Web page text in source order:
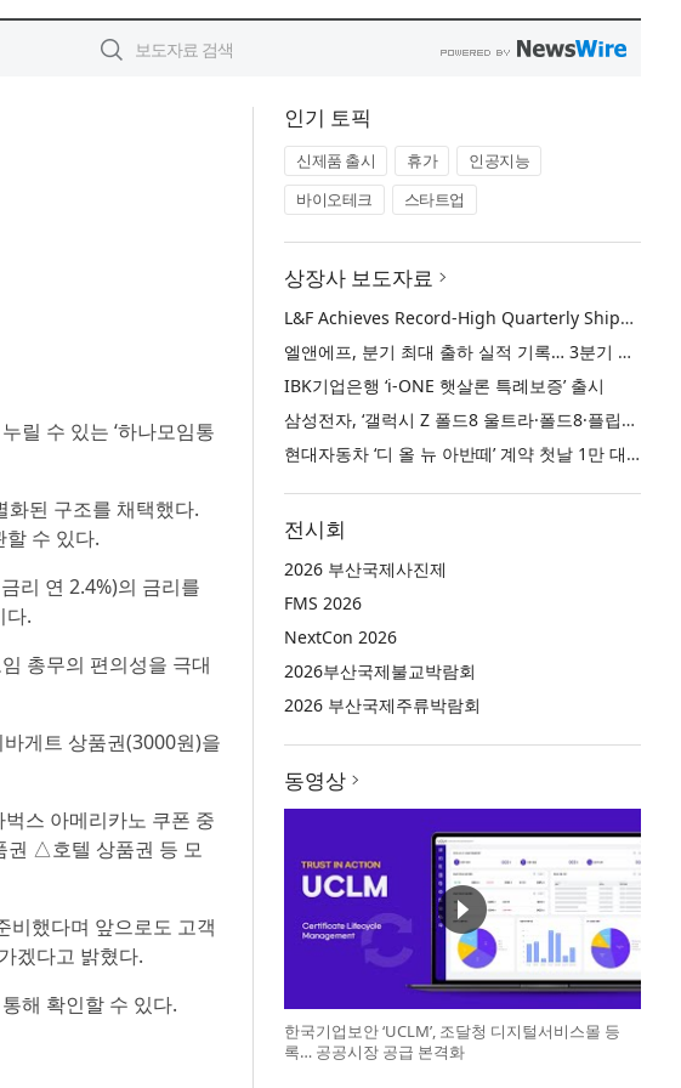
릴 수 있는 ‘하나모임통
화된 구조를 채택했다.
수 있다.
리 연 2.4%)의 금리를
다.
총무의 편의성을 극대
게트 상품권(3000원)을
스 아메리카노 쿠폰 중
권 △호텔 상품권 등 모
비했다며 앞으로도 고객
겠다고 밝혔다.
해 확인할 수 있다.
인기 토픽
신제품 출시 휴가
인공지능
바이오테크
스타트업
상장사 보도자료
L&F Achieves Record-High Quarterly Shipments, Begins LFP Supply for North American ESS in Q3 Advancing its Two-Track NCM and LFP Growth Strategy
엘앤에프, 분기 최대 출하 실적 기록… 3분기 북미 ESS향 LFP 공급 착수 NCM+LFP ‘2-Track’ 성장 전략 실현
IBK기업은행 ‘i-ONE 햇살론 특례보증’ 출시
삼성전자, ‘갤럭시 Z 폴드8 울트라·폴드8·플립8’과 ‘갤럭시 워치 울트라2·워치9’ 국내 공식 출시
현대자동차 ‘디 올 뉴 아반떼’ 계약 첫날 1만 대 돌파
전시회
2026 부산국제사진제
FMS 2026
NextCon 2026
2026부산국제불교박람회
2026 부산국제주류박람회
동영상
한국기업보안 ‘UCLM’, 조달청 디지털서비스몰 등
록… 공공시장 공급 본격화